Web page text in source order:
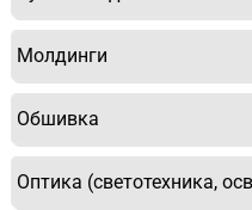
Молдинги
Обшивка
Оптика (светотехника,
нашли